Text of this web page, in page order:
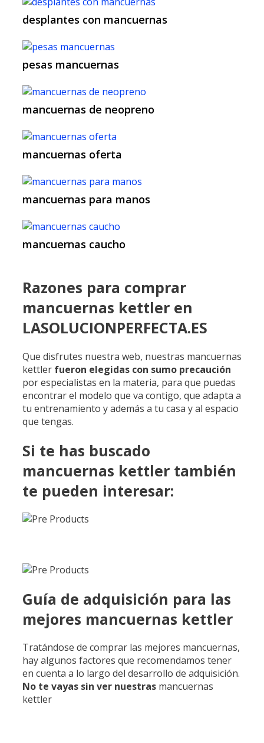
desplantes con mancuernas
pesas mancuernas
mancuernas de neopreno
mancuernas oferta
mancuernas para manos
mancuernas caucho
Razones para comprar
mancuernas kettler en
LASOLUCIONPERFECTA.ES
Que disfrutes nuestra web, nuestras mancuernas
kettler fueron elegidas con sumo precaución
por especialistas en la materia, para que puedas
encontrar el modelo que va contigo, que adapta a
tu entrenamiento y además a tu casa y al espacio
que tengas.
Si te has buscado
mancuernas kettler también
te pueden interesar:
Guía de adquisición para las
mejores mancuernas kettler
Tratándose de comprar las mejores mancuernas,
hay algunos factores que recomendamos tener
en cuenta a lo largo del desarrollo de adquisición.
No te vayas sin ver nuestras mancuernas
kettler